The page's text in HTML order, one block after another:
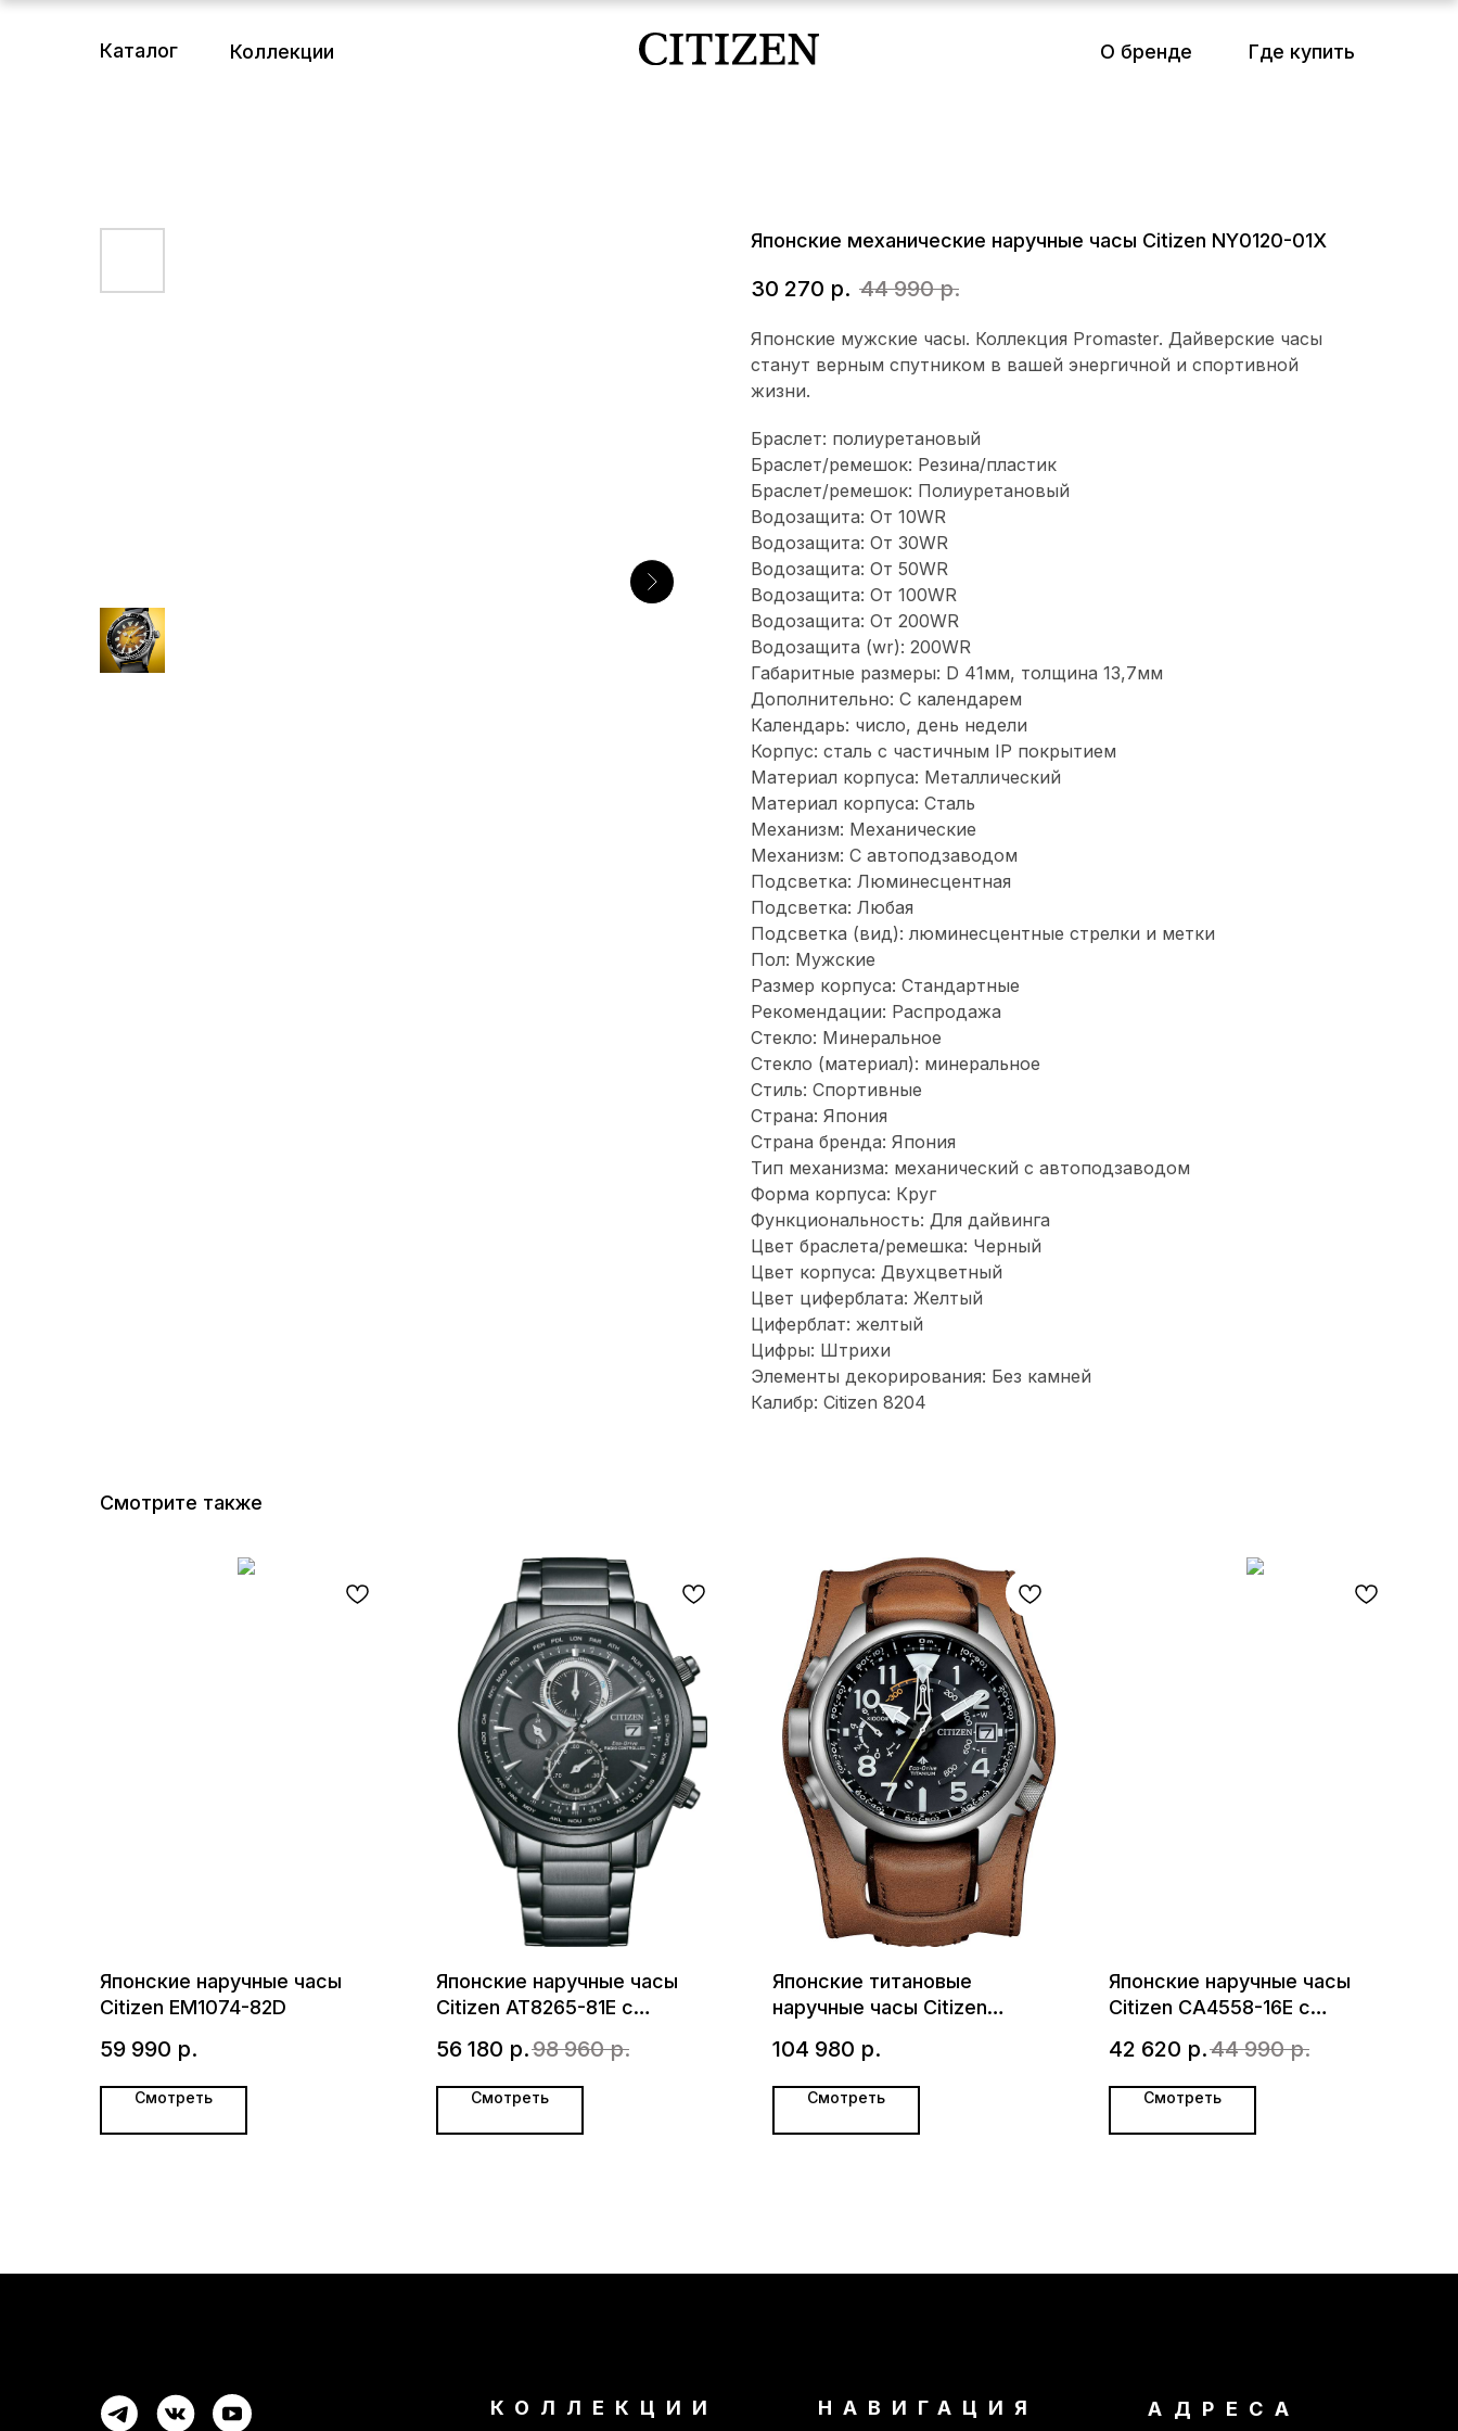
Выбрать коллекцию
Где купить
О бренде
Коллекции
Каталог
Японские механические наручные часы Citizen NY0120-01X
30 270 р. 44 990 р.
Японские мужские часы. Коллекция Promaster. Дайверские часы
станут верным спутником в вашей энергичной и спортивной
жизни.
Браслет: полиуретановый
Браслет/ремешок: Резина/пластик
Браслет/ремешок: Полиуретановый
Водозащита: От 10WR
Водозащита: От 30WR
Водозащита: От 50WR
Водозащита: От 100WR
Водозащита: От 200WR
Водозащита (wr): 200WR
Габаритные размеры: D 41мм, толщина 13,7мм
Дополнительно: С календарем
Календарь: число, день недели
Корпус: сталь с частичным IP покрытием
Материал корпуса: Металлический
Материал корпуса: Сталь
Механизм: Механические
Механизм: С автоподзаводом
Подсветка: Люминесцентная
Подсветка: Любая
Подсветка (вид): люминесцентные стрелки и метки
Пол: Мужские
Размер корпуса: Стандартные
Рекомендации: Распродажа
Стекло: Минеральное
Стекло (материал): минеральное
Стиль: Спортивные
Страна: Япония
Страна бренда: Япония
Тип механизма: механический с автоподзаводом
Форма корпуса: Круг
Функциональность: Для дайвинга
Цвет браслета/ремешка: Черный
Цвет корпуса: Двухцветный
Цвет циферблата: Желтый
Циферблат: желтый
Цифры: Штрихи
Элементы декорирования: Без камней
Калибр: Citizen 8204
Смотрите также
Японские наручные часы
Citizen EM1074-82D
59 990 р.
Смотреть
Японские наручные часы
Citizen AT8265-81E с
56 180 р.98 960 р.
Смотреть
Японские титановые
наручные часы Citizen
104 980 р.
Смотреть
Японские наручные часы
Citizen CA4558-16E с
42 620 р.44 990 р.
Смотреть
АДРЕСА
НАВИГАЦИЯ
КОЛЛЕКЦИИ